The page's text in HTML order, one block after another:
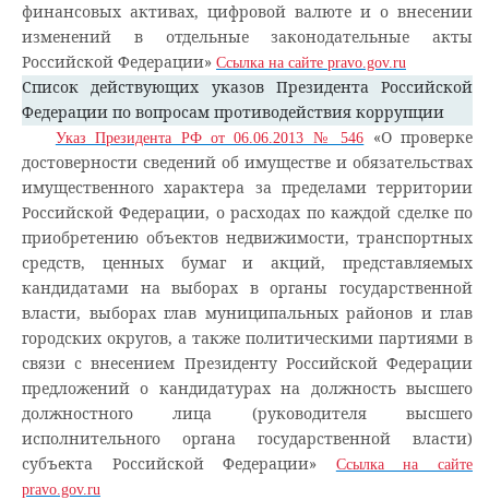
финансовых активах, цифровой валюте и о внесении
изменений в отдельные законодательные акты
Российской Федерации» Ссылка на сайте pravo.gov.ru
Список действующих указов Президента Российской
Федерации по вопросам противодействия коррупции
Указ Президента РФ от 06.06.2013 № 546
«О проверке
достоверности сведений об имуществе и обязательствах
имущественного характера за пределами территории
Российской Федерации, о расходах по каждой сделке по
приобретению объектов недвижимости, транспортных
средств, ценных бумаг и акций, представляемых
кандидатами на выборах в органы государственной
власти, выборах глав муниципальных районов и глав
городских округов, а также политическими партиями в
связи с внесением Президенту Российской Федерации
предложений о кандидатурах на должность высшего
должностного лица (руководителя высшего
исполнительного органа государственной власти)
субъекта Российской Федерации»
Ссылка на сайте
pravo.gov.ru